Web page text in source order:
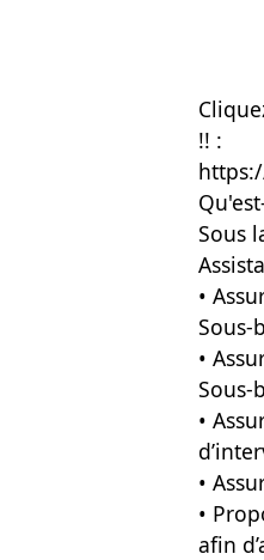
!! :
Sous
•
Sous-
•
Sous-
•
•
•
afin